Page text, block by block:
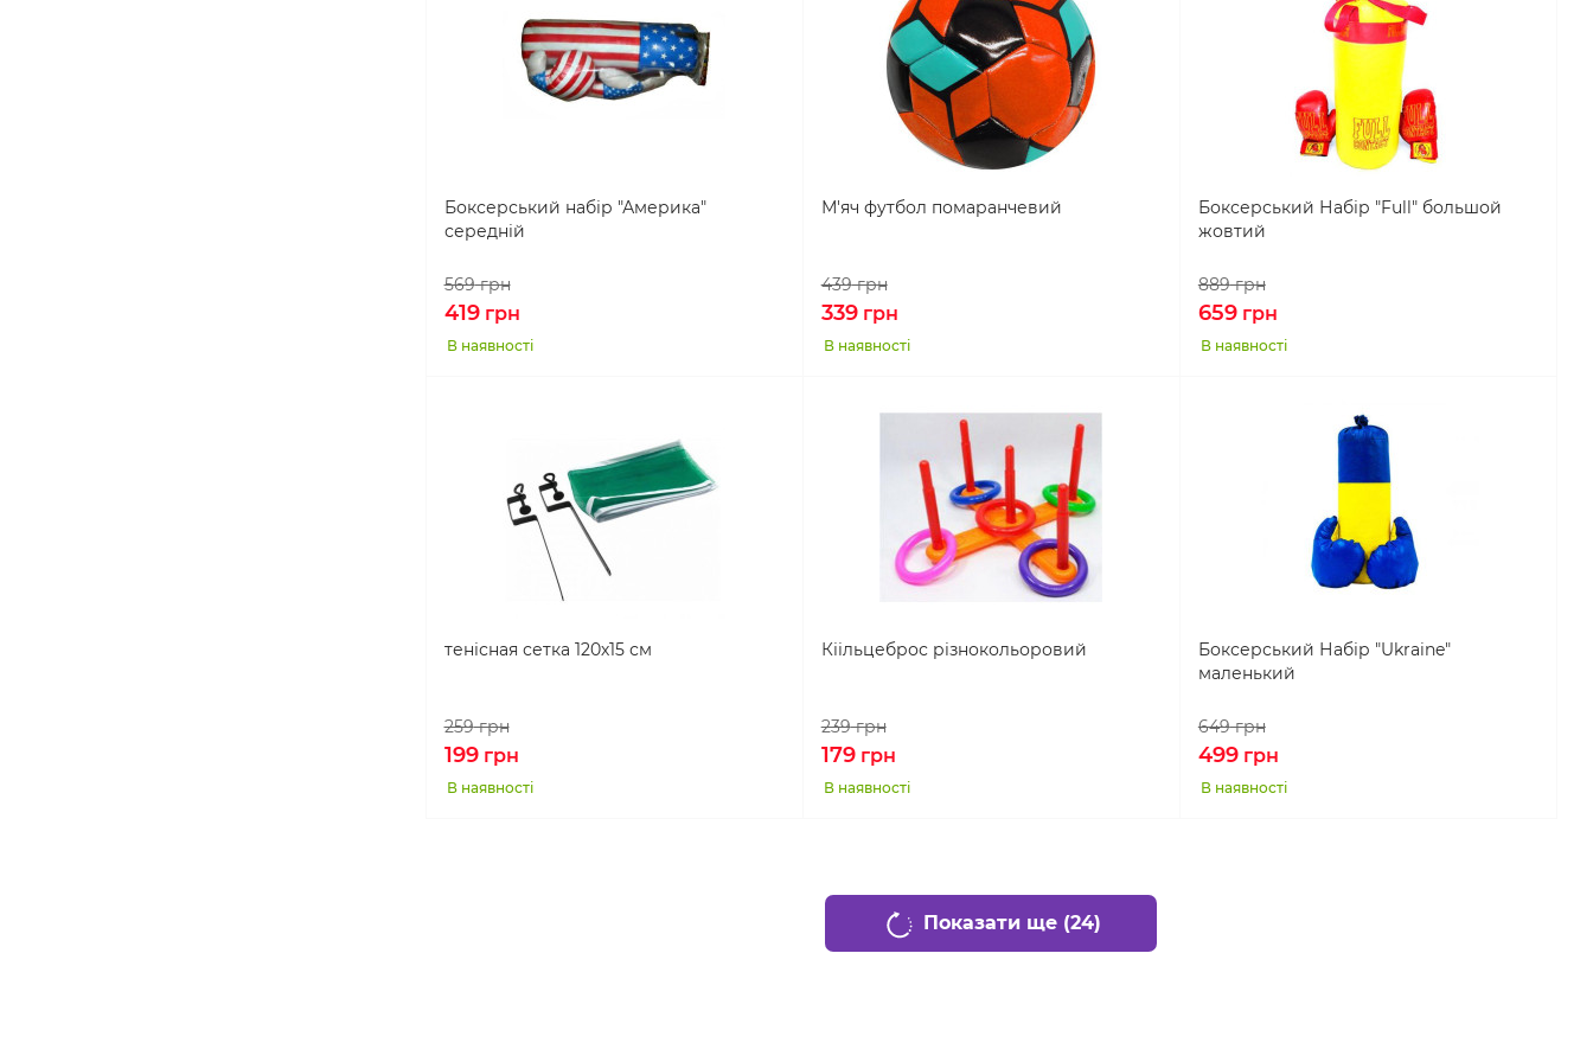
Боксерський набір "Америка"
середній
569грн
419грн
В наявності
М'яч футбол помаранчевий
439грн
339грн
В наявності
Боксерський Набір "Full" большой
жовтий
889грн
659грн
В наявності
тенісная сетка 120х15 см
259грн
199грн
В наявності
Кіільцеброс різнокольоровий
239грн
179грн
В наявності
Боксерський Набір "Ukraine"
маленький
649грн
499грн
В наявності
Показати ще (24)